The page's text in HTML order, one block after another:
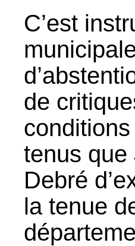
C’est
de
tenus que
Debré
la tenue